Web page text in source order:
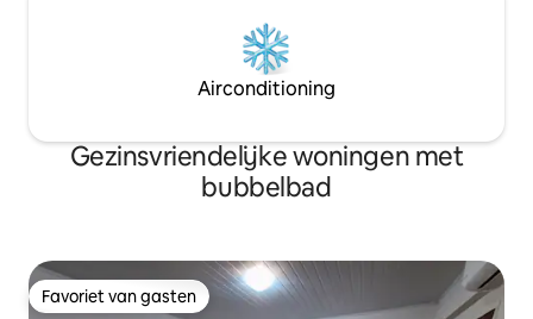
Airconditioning
Gezinsvriendelijke woningen met
bubbelbad
Favoriet van gasten
Favoriet van gasten